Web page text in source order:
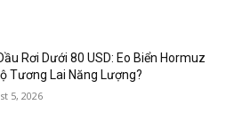
Rơi Dưới 80 USD: Eo Biển Hormuz
Tương Lai Năng Lượng?
5, 2026